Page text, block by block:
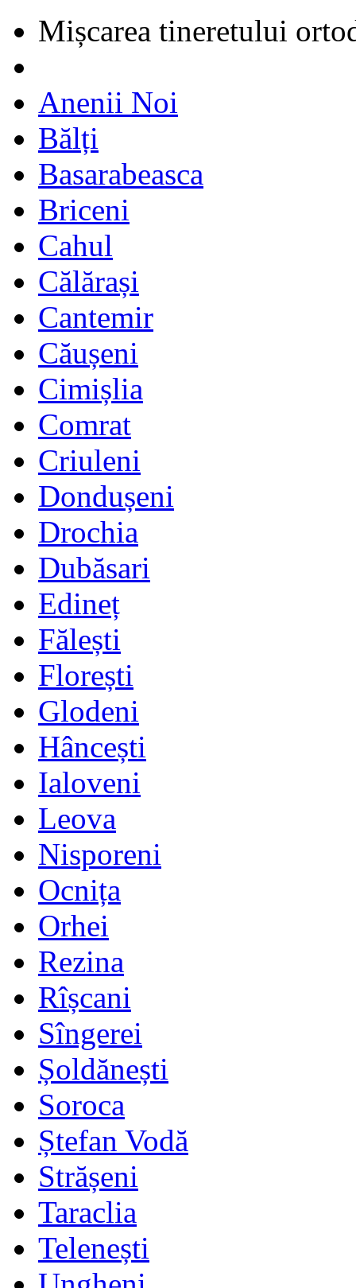
Mișcarea tineretului
Anenii Noi
Bălți
Basarabeasca
Briceni
Cahul
Călărași
Cantemir
Căușeni
Cimișlia
Comrat
Criuleni
Dondușeni
Drochia
Dubăsari
Edineț
Fălești
Florești
Glodeni
Hâncești
Ialoveni
Leova
Nisporeni
Ocnița
Orhei
Rezina
Rîșcani
Sîngerei
Șoldănești
Soroca
Ștefan Vodă
Strășeni
Taraclia
Telenești